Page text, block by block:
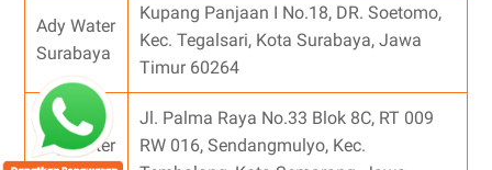
Ady Water
Surabaya
Kupang Panjaan I No.18, DR. Soetomo,
Kec. Tegalsari, Kota Surabaya, Jawa
Timur 60264
Ady Water
Jl. Palma Raya No.33 Blok 8C, RT 009
RW 016, Sendangmulyo, Kec.